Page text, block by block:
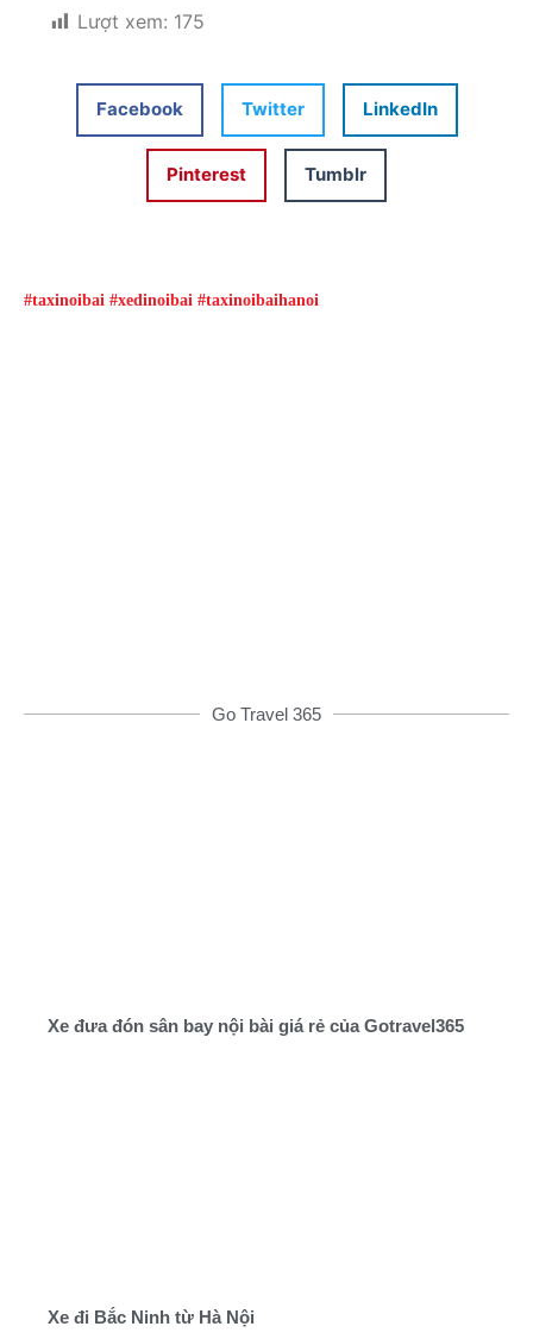
Lượt xem: 175
Facebook Twitter LinkedIn
Pinterest Tumblr
#taxinoibai #xedinoibai #taxinoibaihanoi
Go Travel 365
Xe đưa đón sân bay nội bài giá rẻ của Gotravel365
Xe đi Bắc Ninh từ Hà Nội